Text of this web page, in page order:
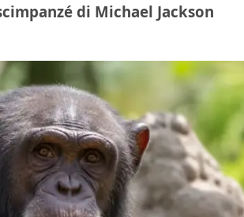
di Michael Jackson